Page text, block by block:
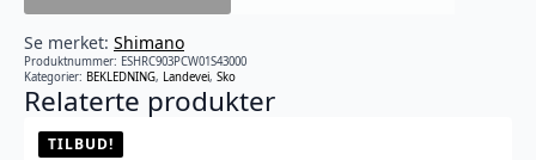
Se merket: Shimano
Produktnummer: ESHRC903PCW01S43000
Kategorier: BEKLEDNING, Landevei, Sko
Relaterte produkter
TILBUD!